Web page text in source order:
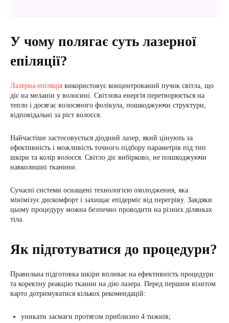
У чому полягає суть лазерної
епіляції?
Лазерна епіляція використовує концентрований пучок світла, що
діє на меланін у волосині. Світлова енергія перетворюється на
тепло і досягає волосяного фолікула, пошкоджуючи структури,
відповідальні за ріст волосся.
Найчастіше застосовується діодний лазер, який цінують за
ефективність і можливість точного підбору параметрів під тип
шкіри та колір волосся. Світло діє вибірково, не пошкоджуючи
навколишні тканини.
Сучасні системи оснащені технологією охолодження, яка
мінімізує дискомфорт і захищає епідерміс від перегріву. Завдяки
цьому процедуру можна безпечно проводити на різних ділянках
тіла.
Як підготуватися до процедури?
Правильна підготовка шкіри впливає на ефективність процедури
та коректну реакцію тканин на дію лазера. Перед першим візитом
варто дотримуватися кількох рекомендацій:
уникати засмаги протягом приблизно 4 тижнів;